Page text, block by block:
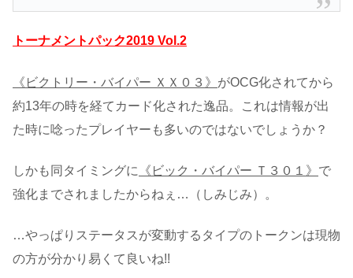
トーナメントパック2019 Vol.2
《ビクトリー・バイパー ＸＸ０３》 がOCG化されてから
約13年の時を経てカード化された逸品。これは情報が出
た時に唸ったプレイヤーも多いのではないでしょうか？
しかも同タイミングに 《ビック・バイパー Ｔ３０１》 で
強化までされましたからねぇ…（しみじみ）。
…やっぱりステータスが変動するタイプのトークンは現物
の方が分かり易くて良いね!!